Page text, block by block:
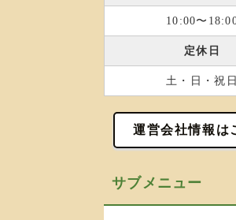
10:00〜
定休日
土・日・祝日
運営会社情報は
サブメニュー